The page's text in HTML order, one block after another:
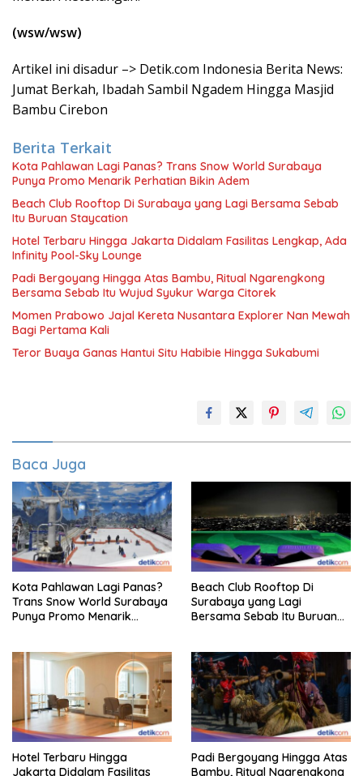
(wsw/wsw)
Artikel ini disadur –> Detik.com Indonesia Berita News:
Jumat Berkah, Ibadah Sambil Ngadem Hingga Masjid
Bambu Cirebon
Berita Terkait
Kota Pahlawan Lagi Panas? Trans Snow World Surabaya
Punya Promo Menarik Perhatian Bikin Adem
Beach Club Rooftop Di Surabaya yang Lagi Bersama Sebab
Itu Buruan Staycation
Hotel Terbaru Hingga Jakarta Didalam Fasilitas Lengkap, Ada
Infinity Pool-Sky Lounge
Padi Bergoyang Hingga Atas Bambu, Ritual Ngarengkong
Bersama Sebab Itu Wujud Syukur Warga Citorek
Momen Prabowo Jajal Kereta Nusantara Explorer Nan Mewah
Bagi Pertama Kali
Teror Buaya Ganas Hantui Situ Habibie Hingga Sukabumi
Baca Juga
Kota Pahlawan Lagi Panas?
Trans Snow World Surabaya
Punya Promo Menarik
Beach Club Rooftop Di
Surabaya yang Lagi
Bersama Sebab Itu Buruan
Hotel Terbaru Hingga
Jakarta Didalam Fasilitas
Padi Bergoyang Hingga Atas
Bambu, Ritual Ngarengkong